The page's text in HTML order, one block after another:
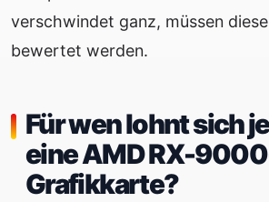
verschwindet ganz, müssen
bewertet werden.
Für wen lohnt sich
eine AMD RX-
Grafikkarte?